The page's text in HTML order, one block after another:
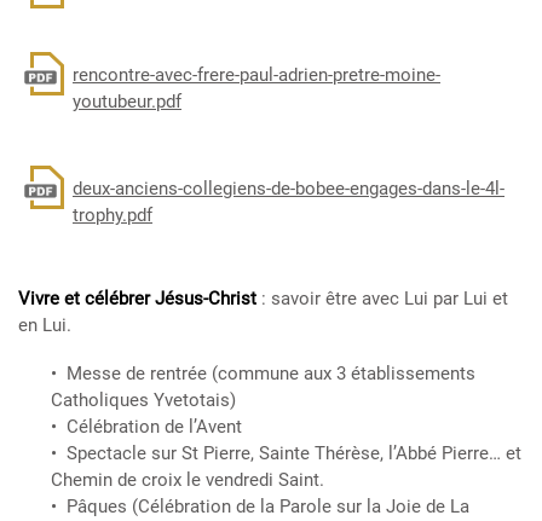
rencontre-avec-frere-paul-adrien-pretre-moine-
youtubeur.pdf
deux-anciens-collegiens-de-bobee-engages-dans-le-4l-
trophy.pdf
Vivre et célébrer Jésus-Christ : savoir être avec Lui par Lui et
en Lui.
Messe de rentrée (commune aux 3 établissements
Catholiques Yvetotais)
Célébration de l’Avent
Spectacle sur St Pierre, Sainte Thérèse, l’Abbé Pierre… et
Chemin de croix le vendredi Saint.
Pâques (Célébration de la Parole sur la Joie de La